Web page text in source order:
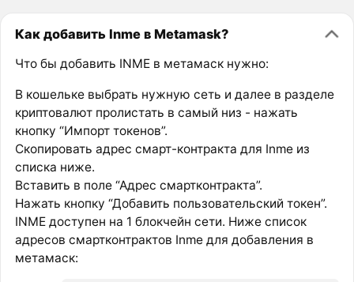
Как добавить Inme в Metamask?
Что бы добавить INME в метамаск нужно:
В кошельке выбрать нужную сеть и далее в разделе
криптовалют пролистать в самый низ - нажать
кнопку “Импорт токенов”.
Скопировать адрес смарт-контракта для Inme из
списка ниже.
Вставить в поле “Адрес смартконтракта”.
Нажать кнопку “Добавить пользовательский токен”.
INME доступен на 1 блокчейн сети. Ниже список
адресов смартконтрактов Inme для добавления в
метамаск: